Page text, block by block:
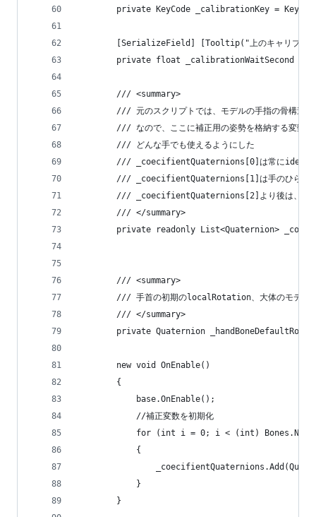
private KeyCode _calibrationKey =
[SerializeField] [Tooltip("上のキャリブレー
private float _calibrationWaitSecond =
        /// <summary>
/// 元のスクリプトでは、モデルの手指の骨構造と
/// なので、ここに補正用の姿勢を格納する変数
        /// どんな手でも使えるようにした
/// _coecifientQuaternions[0]は常に
/// _coecifientQuaternions[1]は手のひらの姿
/// _coecifientQuaternions[2]より後は、各指
        /// </summary>
private readonly List<Quaternion>
        /// <summary>
/// 手首の初期のlocalRotation、大体のモデル
        /// </summary>
private Quaternion
        new void OnEnable()
        {
            base.OnEnable();
            //補正変数を初期化
for (int i = 0; i < (int)
            {
            }
        }